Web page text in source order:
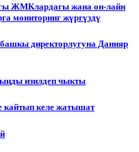
ЖМКлардагы жана он-лайн
мониторинг жүргүздү
директорлугуна Данияр
изилдеп чыкты
кайтып келе жатышат